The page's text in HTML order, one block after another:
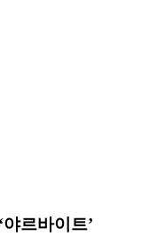
르바이트’